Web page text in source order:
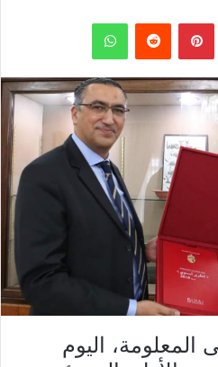
بينتيريست واتساب
المعلومة، اليوم